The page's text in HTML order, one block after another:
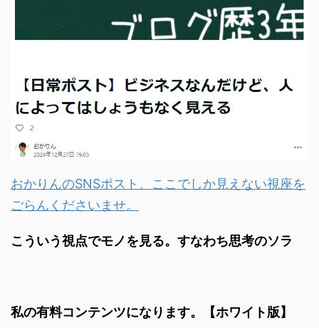
おかりんのSNSポスト、ここでしか見えない視座を
ごらんくださいませ。
こういう視点でモノを見る。すなわち思考のソラ
私の有料コンテンツになります。【ホワイト版】